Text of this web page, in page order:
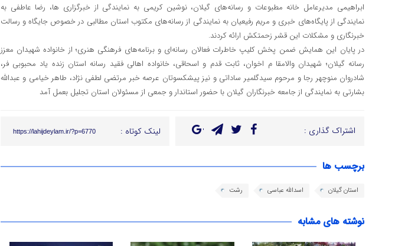
ابراهیمی مدیرعامل خانه مطبوعات و رسانه‌های گیلان، نوشین کریمی به نمایندگی از خبرگزاری ها، رضا عاطفی به
نمایندگی از پایگاه‌های خبری و مریم رفیعیان به نمایندگی از رسانه‌های مکتوب استان مطالبی در خصوص جایگاه و رسالت
خبرنگاری و مشکلات این قشر زحمتکش ارائه کردند.
در پایان این همایش ضمن پخش کلیپ خاطرات فعالان رسانه‌ای و برنامه‌های فرهنگی هنری؛ از خانواده شهیدان معزز
رسانه گیلان؛ شهیدان والامقا م اخوان، ثابت قدم و اسحاقی، خانواده اهالی فقید رسانه استان زنده یاد محبوبی فر،
شادروان منوچهر رجا و مرحوم سیدگلمیر ساداتی و نیز پیشکسوتان عرصه خبر مرتضی لطفی نژاد، طاهر خیامی و عبدالله
بشارتی به نمایندگی از جامعه خبرنگاران گیلان با حضور استاندار و جمعی از مسئولان استان تجلیل بعمل آمد
اشتراک گذاری : لینک کوتاه : https://lahijdeylam.ir/?p=6770
برچسب ها
استان گیلان اسدالله عباسی رشت
نوشته های مشابه